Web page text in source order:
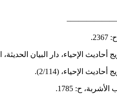
الإحياء، دار البيان الحديثة، الدار
الإحياء، (2/114).
ح: 1785.